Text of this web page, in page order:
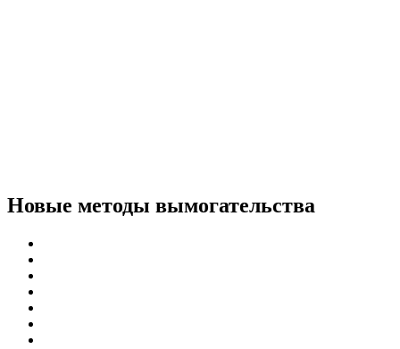
Новые методы вымогательства